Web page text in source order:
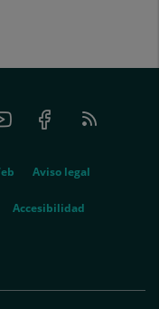
FacebookFeed
RSS
Aviso legal
Accesibilidad